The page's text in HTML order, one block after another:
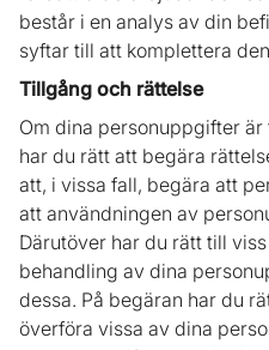
består i en analys av din
syftar till att komplettera
Tillgång och rättelse
Om dina personuppgifter
har du rätt att begära
att, i vissa fall, begära att
att användningen av
Därutöver har du rätt till
behandling av dina
dessa. På begäran har du
överföra vissa av dina